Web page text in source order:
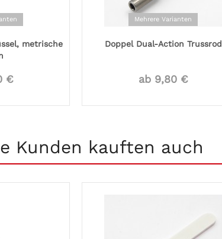
metrische
€
Mehrere Varianten
Doppel Dual-Action Trussrod
ab 9,80 €
Kunden kauften auch